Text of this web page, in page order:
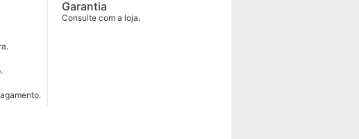
Garantia
Consulte com a loja.